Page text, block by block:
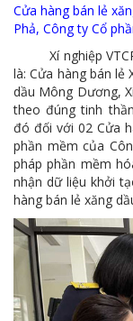
MTS: 5 NĂM
Cách
Cominlub:
MTS: Công
Đồng hành
MTS: Sự
Cửa hàng bán lẻ
Phả, Công ty Cổ
Xí nghiệp VTCP
là: Cửa hàng bán lẻ
dầu Mông Dương,
theo đúng tinh
đó đối với 02 Cửa
phần mềm của
pháp phần mềm
nhận dữ liệu khởi
hàng bán lẻ xăng